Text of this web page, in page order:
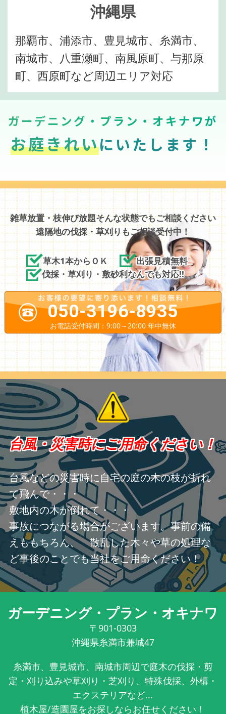
沖縄県
那覇市、浦添市、豊見城市、糸満市、
南城市、八重瀬町、南風原町、与那原
町、西原町など周辺エリア対応
ガーデニング・プラン・オキナワが
お庭きれいにいたします！
雑草放置・枝伸び放題そんな状態でもご相談ください
遠隔地の伐採・草刈りもご相談受付中！
草木1本からＯＫ
出張見積無料
伐採・草刈り・敷砂利なんでも対応!!
050-3196-8935
お電話受付時間：9:00～20:00 年中無休
台風・災害時にご用命ください！
台風などの災害時に自宅の庭の木の枝が折れ
て飛んで・・・
敷地内の木が倒れて・・・
事故につながる場合がございます。事前の備
えももちろん、 散乱した木々や草の処理な
ど事後のことでも当社をご用命ください！
ガーデニング・プラン・オキナワ
〒901-0303
沖縄県糸満市兼城47
糸満市、豊見城市、南城市周辺で庭木の伐採・剪
定・刈り込みや草刈り・芝刈り、特殊伐採、外構・
エクステリアなど...
植木屋/造園屋をお探しならお任せください！